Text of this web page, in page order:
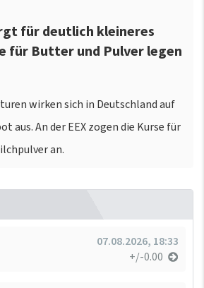
für deutlich kleineres
für Butter und Pulver legen
wirken sich in Deutschland auf
aus. An der EEX zogen die Kurse für
an.
07.08.2026, 18:33
+/-0.00